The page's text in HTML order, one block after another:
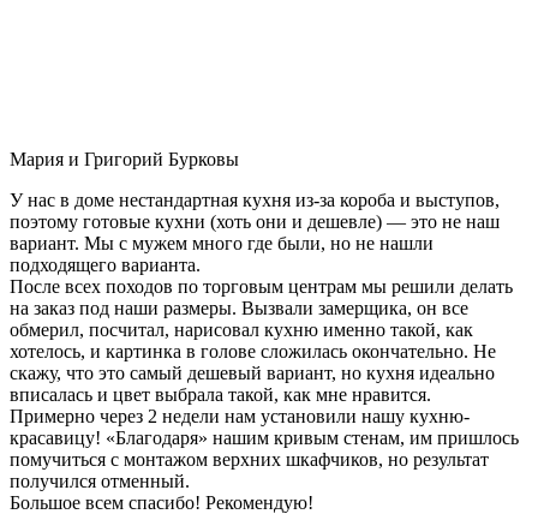
Мария и Григорий Бурковы
У нас в доме нестандартная кухня из-за короба и выступов,
поэтому готовые кухни (хоть они и дешевле) — это не наш
вариант. Мы с мужем много где были, но не нашли
подходящего варианта.
После всех походов по торговым центрам мы решили делать
на заказ под наши размеры. Вызвали замерщика, он все
обмерил, посчитал, нарисовал кухню именно такой, как
хотелось, и картинка в голове сложилась окончательно. Не
скажу, что это самый дешевый вариант, но кухня идеально
вписалась и цвет выбрала такой, как мне нравится.
Примерно через 2 недели нам установили нашу кухню-
красавицу! «Благодаря» нашим кривым стенам, им пришлось
помучиться с монтажом верхних шкафчиков, но результат
получился отменный.
Большое всем спасибо! Рекомендую!